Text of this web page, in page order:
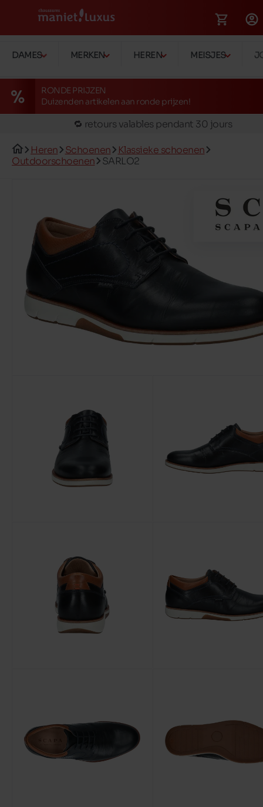
DAMES MERKEN HEREN MEISJES
RONDE PRIJZEN
Duizenden artikelen aan ronde prijzen!
🚛 Livraison gratuite en magasins
🏪 28 magasins en Belgique et au Luxembourg
📦 Livraison à domicile gratuite dés 39€ d'achats
🔁 retours valables pendant 30 jours
Heren Schoenen
Klassieke schoenen
Outdoorschoenen
SARLO2